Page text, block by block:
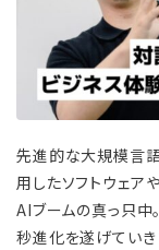
先進的な大規模言
用したソフトウェア
AIブームの真っ只中
秒進化を遂げていき